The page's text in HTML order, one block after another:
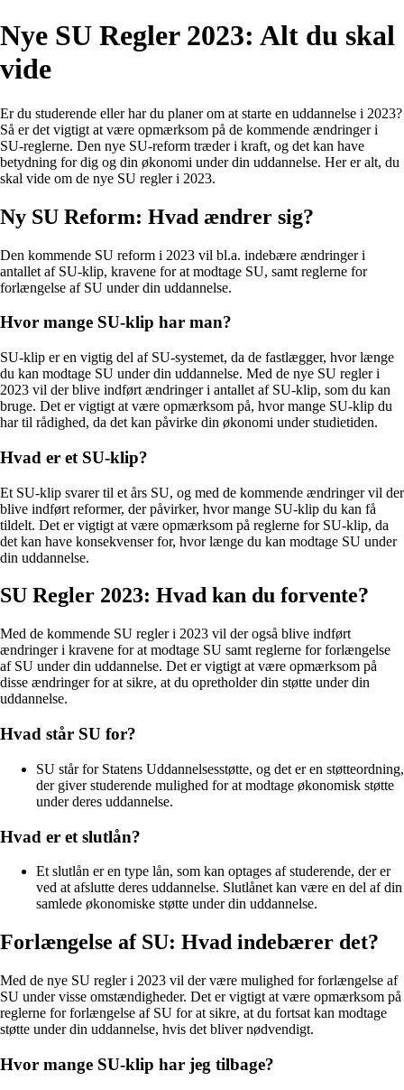
Nye SU Regler 2023: Alt du skal
vide
Er du studerende eller har du planer om at starte en uddannelse i 2023?
Så er det vigtigt at være opmærksom på de kommende ændringer i
SU-reglerne. Den nye SU-reform træder i kraft, og det kan have
betydning for dig og din økonomi under din uddannelse. Her er alt, du
skal vide om de nye SU regler i 2023.
Ny SU Reform: Hvad ændrer sig?
Den kommende SU reform i 2023 vil bl.a. indebære ændringer i
antallet af SU-klip, kravene for at modtage SU, samt reglerne for
forlængelse af SU under din uddannelse.
Hvor mange SU-klip har man?
SU-klip er en vigtig del af SU-systemet, da de fastlægger, hvor længe
du kan modtage SU under din uddannelse. Med de nye SU regler i
2023 vil der blive indført ændringer i antallet af SU-klip, som du kan
bruge. Det er vigtigt at være opmærksom på, hvor mange SU-klip du
har til rådighed, da det kan påvirke din økonomi under studietiden.
Hvad er et SU-klip?
Et SU-klip svarer til et års SU, og med de kommende ændringer vil der
blive indført reformer, der påvirker, hvor mange SU-klip du kan få
tildelt. Det er vigtigt at være opmærksom på reglerne for SU-klip, da
det kan have konsekvenser for, hvor længe du kan modtage SU under
din uddannelse.
SU Regler 2023: Hvad kan du forvente?
Med de kommende SU regler i 2023 vil der også blive indført
ændringer i kravene for at modtage SU samt reglerne for forlængelse
af SU under din uddannelse. Det er vigtigt at være opmærksom på
disse ændringer for at sikre, at du opretholder din støtte under din
uddannelse.
Hvad står SU for?
SU står for Statens Uddannelsesstøtte, og det er en støtteordning,
der giver studerende mulighed for at modtage økonomisk støtte
under deres uddannelse.
Hvad er et slutlån?
Et slutlån er en type lån, som kan optages af studerende, der er
ved at afslutte deres uddannelse. Slutlånet kan være en del af din
samlede økonomiske støtte under din uddannelse.
Forlængelse af SU: Hvad indebærer det?
Med de nye SU regler i 2023 vil der være mulighed for forlængelse af
SU under visse omstændigheder. Det er vigtigt at være opmærksom på
reglerne for forlængelse af SU for at sikre, at du fortsat kan modtage
støtte under din uddannelse, hvis det bliver nødvendigt.
Hvor mange SU-klip har jeg tilbage?